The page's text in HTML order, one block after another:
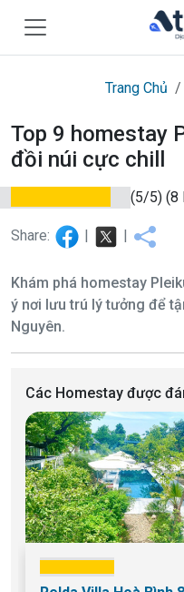
Trang Chủ
Top 9 homestay
đồi núi cực chill
(5/5) (8
Share: | |
Khám phá homestay
ý nơi lưu trú lý tưởng để
Nguyên.
Các Homestay được